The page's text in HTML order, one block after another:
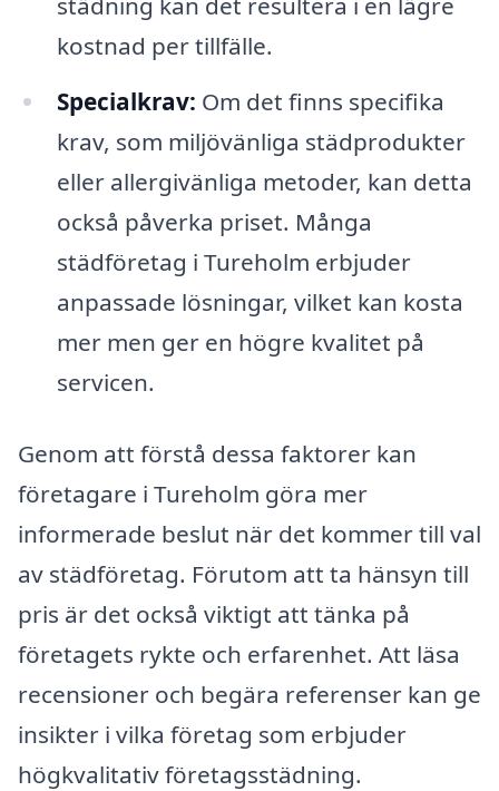
kostnad per tillfälle.
Specialkrav: Om det finns specifika
krav, som miljövänliga städprodukter
eller allergivänliga metoder, kan detta
också påverka priset. Många
städföretag i Tureholm erbjuder
anpassade lösningar, vilket kan kosta
mer men ger en högre kvalitet på
servicen.
Genom att förstå dessa faktorer kan
företagare i Tureholm göra mer
informerade beslut när det kommer till val
av städföretag. Förutom att ta hänsyn till
pris är det också viktigt att tänka på
företagets rykte och erfarenhet. Att läsa
recensioner och begära referenser kan ge
insikter i vilka företag som erbjuder
högkvalitativ företagsstädning.